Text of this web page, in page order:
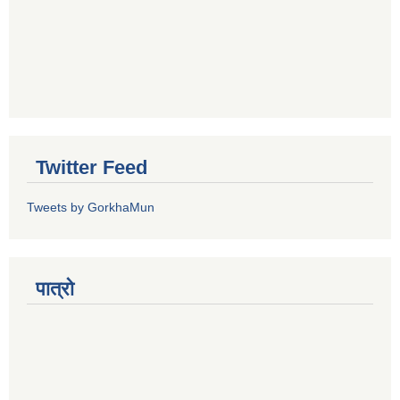
Twitter Feed
Tweets by GorkhaMun
पात्रो